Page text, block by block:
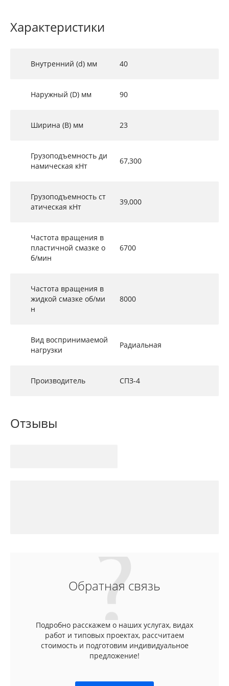
Характеристики
Внутренний (d) мм 40
Наружный (D) мм 90
Ширина (B) мм 23
Грузоподъемность ди
намическая кНт
67,300
Грузоподъемность ст
атическая кНт
39,000
Частота вращения в
пластичной смазке о
б/мин
6700
Частота вращения в
жидкой смазке об/ми
н
8000
Вид воспринимаемой
нагрузки
Радиальная
Производитель СПЗ-4
Отзывы
Обратная связь
Подробно расскажем о наших услугах, видах
работ и типовых проектах, рассчитаем
стоимость и подготовим индивидуальное
предложение!